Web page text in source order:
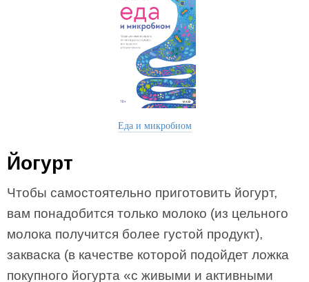
Еда и микробиом
Йогурт
Чтобы самостоятельно приготовить йогурт,
вам понадобится только молоко (из цельного
молока получится более густой продукт),
закваска (в качестве которой подойдет ложка
покупного йогурта «с живыми и активными